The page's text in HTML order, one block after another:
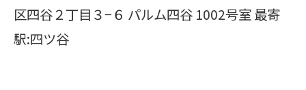
区四谷２丁目３−６ パルム四谷 1002号室 最寄
駅:四ツ谷